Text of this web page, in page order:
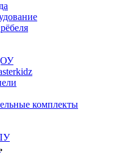
комплекты